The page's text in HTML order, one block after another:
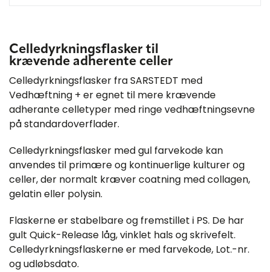
Celledyrkningsflasker til
krævende adherente celler
Celledyrkningsflasker fra SARSTEDT med
Vedhæftning + er egnet til mere krævende
adherante celletyper med ringe vedhæftningsevne
på standardoverflader.
Celledyrkningsflasker med gul farvekode kan
anvendes til primære og kontinuerlige kulturer og
celler, der normalt kræver coatning med collagen,
gelatin eller polysin.
Flaskerne er stabelbare og fremstillet i PS. De har
gult Quick-Release låg, vinklet hals og skrivefelt.
Celledyrkningsflaskerne er med farvekode, Lot.-nr.
og udløbsdato.